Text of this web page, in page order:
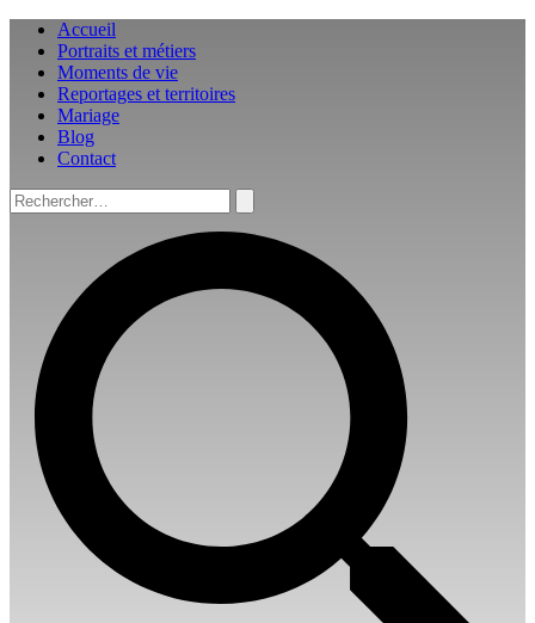
Aller
contenu
Accueil
Portraits et métiers
Moments de vie
Reportages et territoires
Mariage
Blog
Contact
Rechercher :